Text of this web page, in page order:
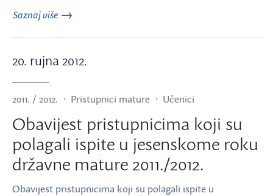
Saznaj više
20. rujna 2012.
2011. / 2012. Pristupnici mature Učenici
Obavijest pristupnicima koji su
polagali ispite u jesenskome roku
državne mature 2011./2012.
Obavijest pristupnicima koji su polagali ispite u